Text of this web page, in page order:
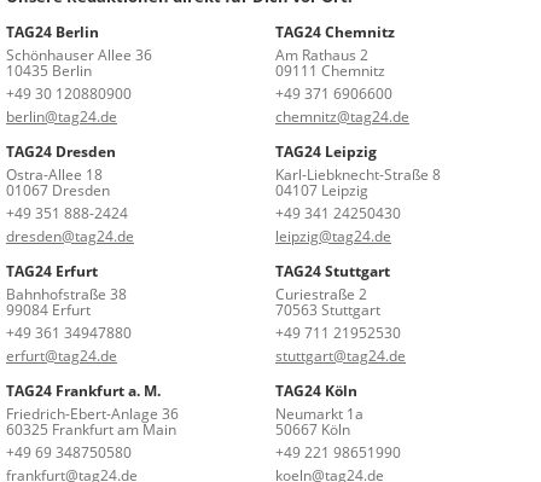
TAG24 Berlin
Schönhauser Allee 36
10435 Berlin
+49 30 120880900
berlin@tag24.de
TAG24 Chemnitz
Am Rathaus 2
09111 Chemnitz
+49 371 6906600
chemnitz@tag24.de
TAG24 Dresden
Ostra-Allee 18
01067 Dresden
+49 351 888-2424
dresden@tag24.de
TAG24 Leipzig
Karl-Liebknecht-Straße 8
04107 Leipzig
+49 341 24250430
leipzig@tag24.de
TAG24 Erfurt
Bahnhofstraße 38
99084 Erfurt
+49 361 34947880
erfurt@tag24.de
TAG24 Stuttgart
Curiestraße 2
70563 Stuttgart
+49 711 21952530
stuttgart@tag24.de
TAG24 Frankfurt a. M.
Friedrich-Ebert-Anlage 36
60325 Frankfurt am Main
+49 69 348750580
frankfurt@tag24.de
TAG24 Köln
Neumarkt 1a
50667 Köln
+49 221 98651990
koeln@tag24.de